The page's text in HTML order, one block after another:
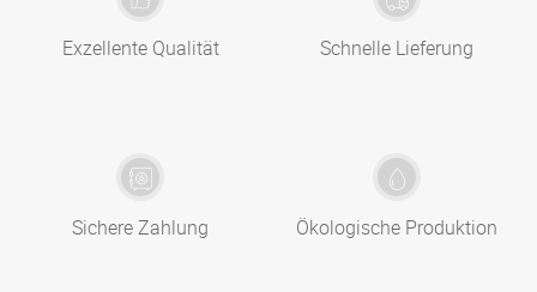
Exzellente Qualität Schnelle Lieferung
Sichere Zahlung Ökologische Produktion